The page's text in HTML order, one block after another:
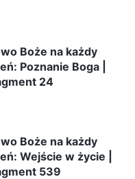
Boże na każdy
Poznanie Boga |
24
Boże na każdy
Wejście w życie |
539